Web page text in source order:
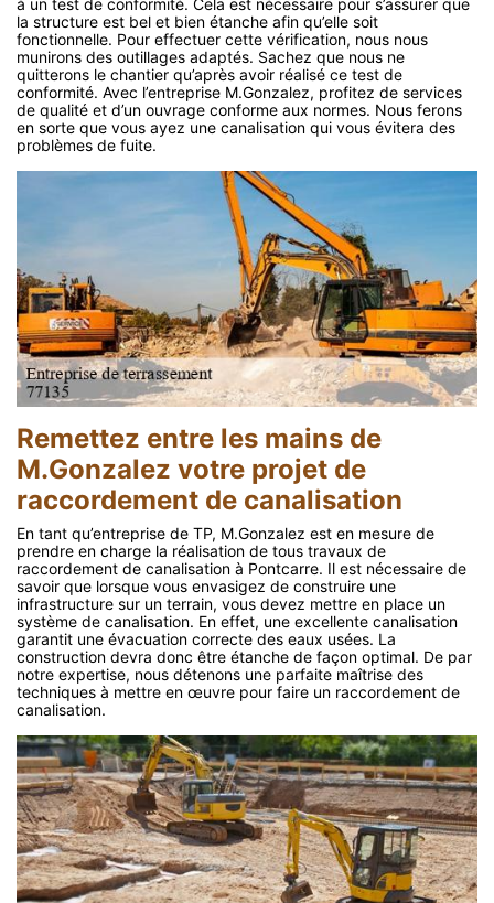
à un test de conformité. Cela est nécessaire pour s’assurer que
la structure est bel et bien étanche afin qu’elle soit
fonctionnelle. Pour effectuer cette vérification, nous nous
munirons des outillages adaptés. Sachez que nous ne
quitterons le chantier qu’après avoir réalisé ce test de
conformité. Avec l’entreprise M.Gonzalez, profitez de services
de qualité et d’un ouvrage conforme aux normes. Nous ferons
en sorte que vous ayez une canalisation qui vous évitera des
problèmes de fuite.
Remettez entre les mains de
M.Gonzalez votre projet de
raccordement de canalisation
En tant qu’entreprise de TP, M.Gonzalez est en mesure de
prendre en charge la réalisation de tous travaux de
raccordement de canalisation à Pontcarre. Il est nécessaire de
savoir que lorsque vous envasigez de construire une
infrastructure sur un terrain, vous devez mettre en place un
système de canalisation. En effet, une excellente canalisation
garantit une évacuation correcte des eaux usées. La
construction devra donc être étanche de façon optimal. De par
notre expertise, nous détenons une parfaite maîtrise des
techniques à mettre en œuvre pour faire un raccordement de
canalisation.